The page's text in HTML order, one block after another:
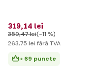
319,14 lei
359,47 lei(-11 %)
263,75 lei fără TVA
+ 69 puncte